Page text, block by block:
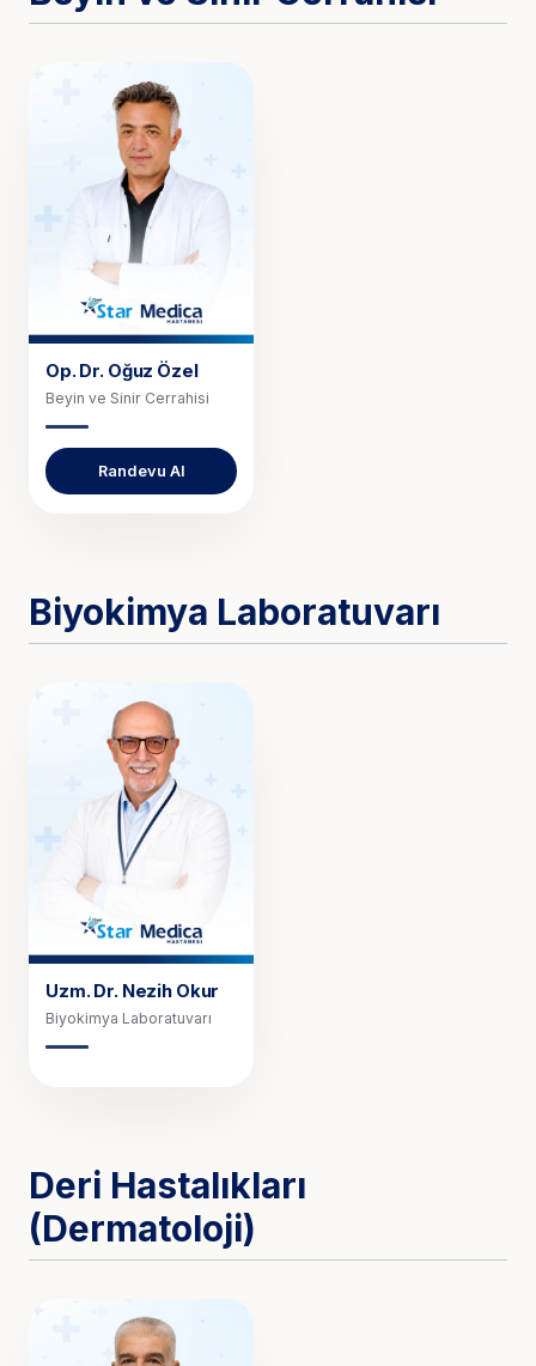
Op. Dr. Oğuz Özel
Beyin ve Sinir Cerrahisi
Randevu Al
Biyokimya Laboratuvarı
Uzm. Dr. Nezih Okur
Biyokimya Laboratuvarı
Deri Hastalıkları
(Dermatoloji)